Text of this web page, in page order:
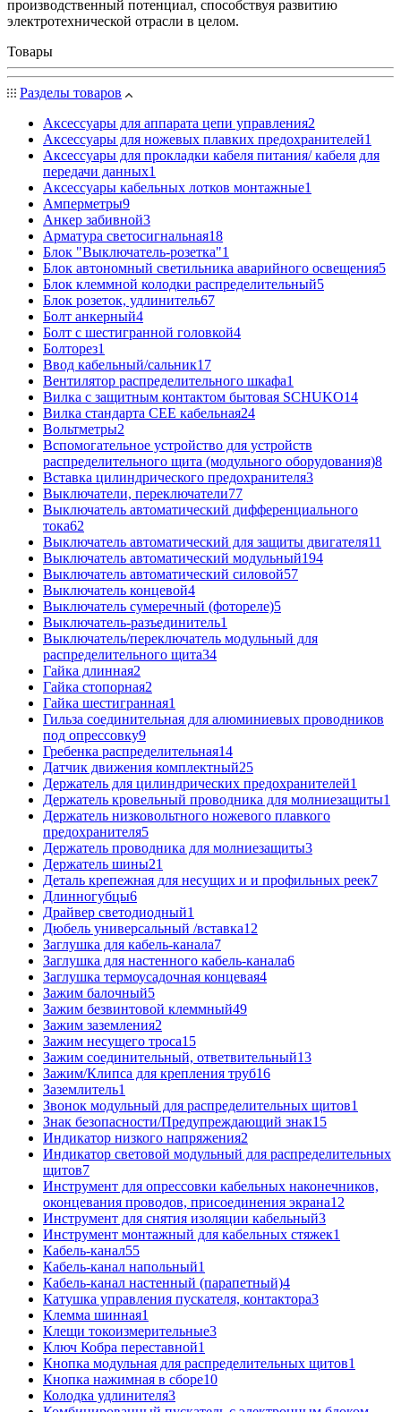
производственный потенциал, способствуя развитию
электротехнической отрасли в целом.
Товары
Разделы товаров
Аксессуары для аппарата цепи управления2
Аксессуары для ножевых плавких предохранителей1
Аксессуары для прокладки кабеля питания/ кабеля для
передачи данных1
Аксессуары кабельных лотков монтажные1
Амперметры9
Анкер забивной3
Арматура светосигнальная18
Блок "Выключатель-розетка"1
Блок автономный светильника аварийного освещения5
Блок клеммной колодки распределительный5
Блок розеток, удлинитель67
Болт анкерный4
Болт с шестигранной головкой4
Болторез1
Ввод кабельный/сальник17
Вентилятор распределительного шкафа1
Вилка с защитным контактом бытовая SCHUKO14
Вилка стандарта CEE кабельная24
Вольтметры2
Вспомогательное устройство для устройств
распределительного щита (модульного оборудования)8
Вставка цилиндрического предохранителя3
Выключатели, переключатели77
Выключатель автоматический дифференциального
тока62
Выключатель автоматический для защиты двигателя11
Выключатель автоматический модульный194
Выключатель автоматический силовой57
Выключатель концевой4
Выключатель сумеречный (фотореле)5
Выключатель-разъединитель1
Выключатель/переключатель модульный для
распределительного щита34
Гайка длинная2
Гайка стопорная2
Гайка шестигранная1
Гильза соединительная для алюминиевых проводников
под опрессовку9
Гребенка распределительная14
Датчик движения комплектный25
Держатель для цилиндрических предохранителей1
Держатель кровельный проводника для молниезащиты1
Держатель низковольтного ножевого плавкого
предохранителя5
Держатель проводника для молниезащиты3
Держатель шины21
Деталь крепежная для несущих и и профильных реек7
Длинногубцы6
Драйвер светодиодный1
Дюбель универсальный /вставка12
Заглушка для кабель-канала7
Заглушка для настенного кабель-канала6
Заглушка термоусадочная концевая4
Зажим балочный5
Зажим безвинтовой клеммный49
Зажим заземления2
Зажим несущего троса15
Зажим соединительный, ответвительный13
Зажим/Клипса для крепления труб16
Заземлитель1
Звонок модульный для распределительных щитов1
Знак безопасности/Предупреждающий знак15
Индикатор низкого напряжения2
Индикатор световой модульный для распределительных
щитов7
Инструмент для опрессовки кабельных наконечников,
оконцевания проводов, присоединения экрана12
Инструмент для снятия изоляции кабельный3
Инструмент монтажный для кабельных стяжек1
Кабель-канал55
Кабель-канал напольный1
Кабель-канал настенный (парапетный)4
Катушка управления пускателя, контактора3
Клемма шинная1
Клещи токоизмерительные3
Ключ Кобра переставной1
Кнопка модульная для распределительных щитов1
Кнопка нажимная в сборе10
Колодка удлинителя3